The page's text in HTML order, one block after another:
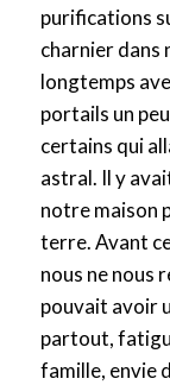
purifications
charnier
longtemps
portails un
certains qui
astral. Il y
notre maison
terre. Avant
nous ne nous
pouvait avoir
partout,
famille, envie